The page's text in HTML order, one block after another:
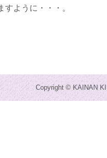
ように・・・。
Copyright © KAINAN